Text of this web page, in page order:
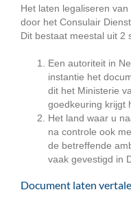
Het laten legaliseren
door het Consulair
Dit bestaat meestal uit 2
Een autoriteit in
instantie het
dit het Ministerie
goedkeuring krijgt
Het land waar u
na controle ook
de betreffende
vaak gevestigd in
Document laten